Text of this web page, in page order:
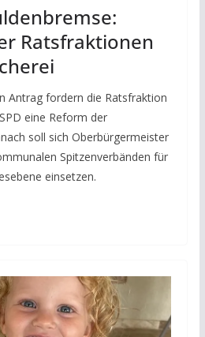
Ratsfraktionen
Antrag fordern die Ratsfraktion
eine Reform der
soll sich Oberbürgermeister
Spitzenverbänden für
einsetzen.